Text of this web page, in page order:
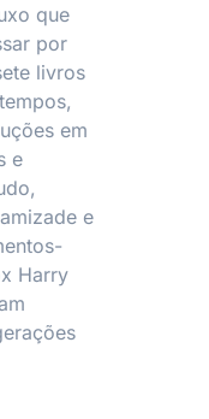
que
por
livros
em
e
e
Harry